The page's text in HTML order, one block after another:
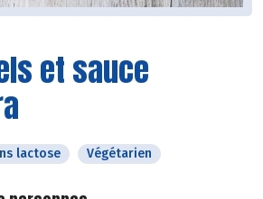
et sauce
lactose Végétarien